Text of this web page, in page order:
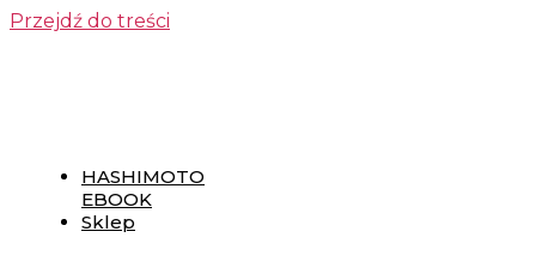
Przejdź do treści
HASHIMOTO
EBOOK
Sklep